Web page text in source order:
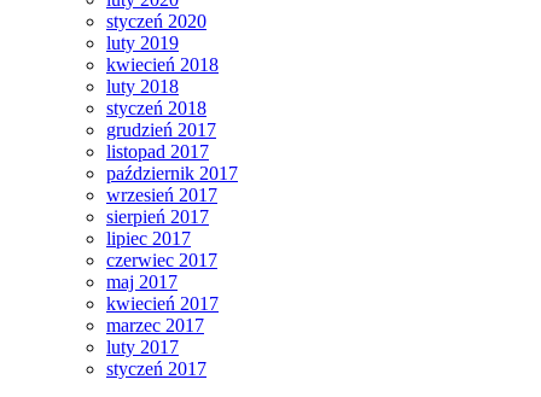
styczeń 2020
luty 2019
kwiecień 2018
luty 2018
styczeń 2018
grudzień 2017
listopad 2017
październik 2017
wrzesień 2017
sierpień 2017
lipiec 2017
czerwiec 2017
maj 2017
kwiecień 2017
marzec 2017
luty 2017
styczeń 2017